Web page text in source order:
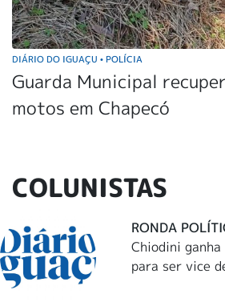
DIÁRIO DO IGUAÇU • POLÍCIA
Guarda Municipal
motos em Chapecó
COLUNISTAS
RONDA
Chiodini
para ser vice